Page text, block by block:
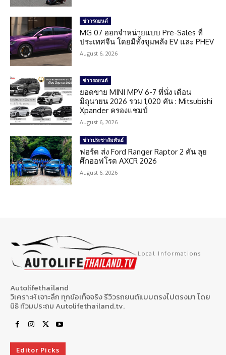
ข่าวรถยนต์
MG 07 ออกจำหน่ายแบบ Pre-Sales ที่
ประเทศจีน โดยมีทั้งขุมพลัง EV และ PHEV
August 6, 2026
ข่าวรถยนต์
ยอดขาย MINI MPV 6-7 ที่นั่ง เดือน
มิถุนายน 2026 รวม 1,020 คัน : Mitsubishi
Xpander ครองแชมป์
August 6, 2026
ข่าวประชาสัมพันธ์
ฟอร์ด ส่ง Ford Ranger Raptor 2 คัน ลุย
ศึกออฟโรด AXCR 2026
August 6, 2026
Local Informations
Autolifethailand
วิเคราะห์ เจาะลึก ทุกข้อเท็จจริง รีวิวรถยนต์แบบตรงไปตรงมา โดย
นิธิ ท้วมประถม Autolifethailand.tv.
Editor Picks